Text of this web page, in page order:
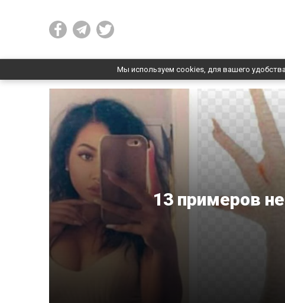
Мы используем cookies, для вашего
13 примеров